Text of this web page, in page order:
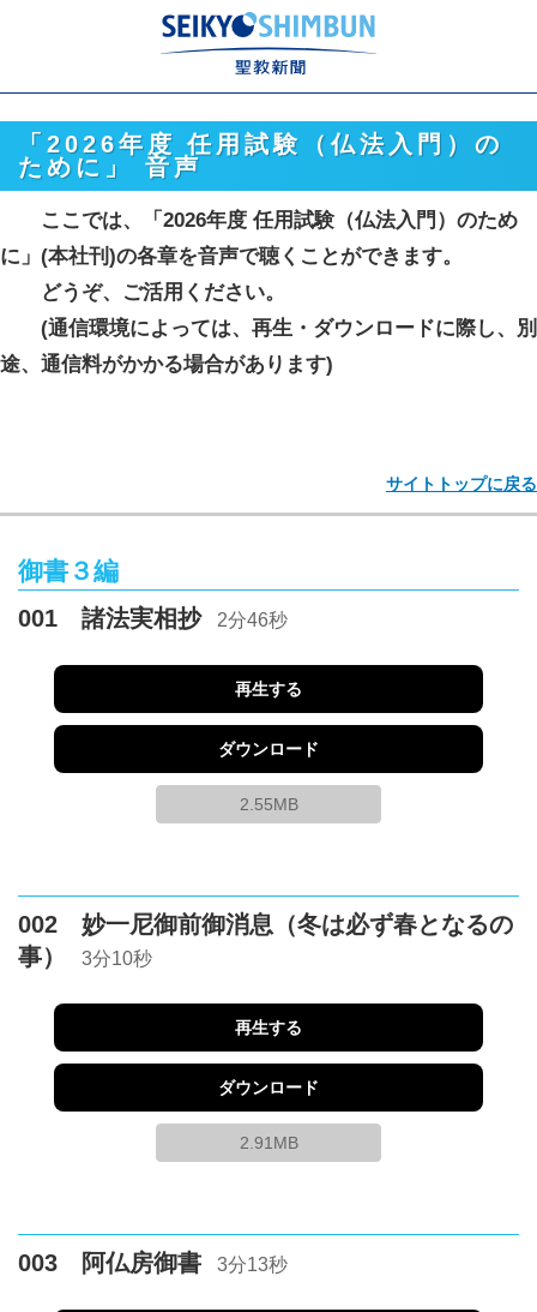
「2026年度 任用試験（仏法入門）の
ために」 音声
ここでは、「2026年度 任用試験（仏法入門）のため
に」(本社刊)の各章を音声で聴くことができます。
どうぞ、ご活用ください。
(通信環境によっては、再生・ダウンロードに際し、別
途、通信料がかかる場合があります)
サイトトップに戻る
御書３編
001 諸法実相抄 2分46秒
再生する
ダウンロード
2.55MB
002 妙一尼御前御消息（冬は必ず春となるの
事）
3分10秒
再生する
ダウンロード
2.91MB
003 阿仏房御書 3分13秒